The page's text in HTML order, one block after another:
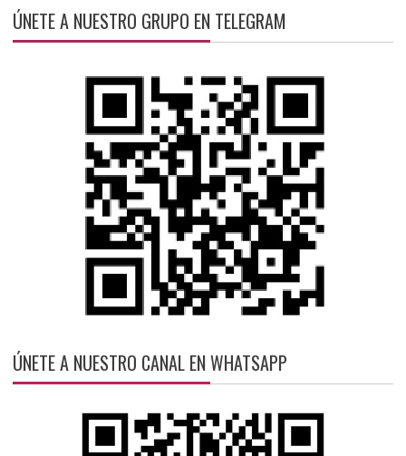
ÚNETE A NUESTRO GRUPO EN TELEGRAM
ÚNETE A NUESTRO CANAL EN WHATSAPP